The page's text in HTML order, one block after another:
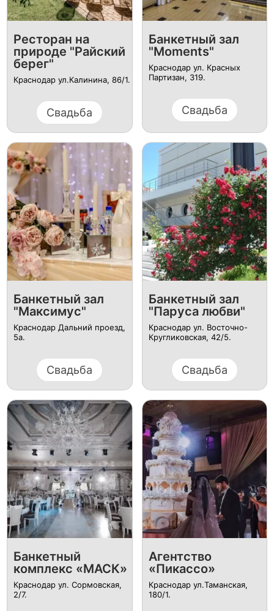
Ресторан на
природе "Райский
берег"
Краснодар ул.Калинина, 86/1.
Свадьба
Банкетный зал
"Moments"
Краснодар ул. Красных
Партизан, 319.
Свадьба
Банкетный зал
"Максимус"
Краснодар Дальний проезд,
5а.
Свадьба
Банкетный зал
"Паруса любви"
Краснодар ул. Восточно-
Кругликовская, 42/5.
Свадьба
Банкетный
комплекс «МАСК»
Краснодар ул. Сормовская,
2/7.
Агентство
«Пикассо»
Краснодар ул.Таманская,
180/1.